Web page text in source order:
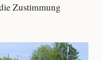
Zustimmung